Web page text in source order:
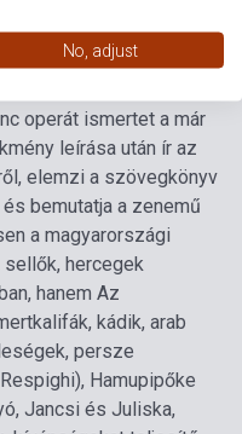
amelyben az
operát ismertet a már
leírása után ír az
elemzi a szövegkönyv
bemutatja a zenemű
a magyarországi
sellők, hercegek
hanem Az
kádik, arab
persze
Hamupipőke
Jancsi és Juliska,
No, adjust